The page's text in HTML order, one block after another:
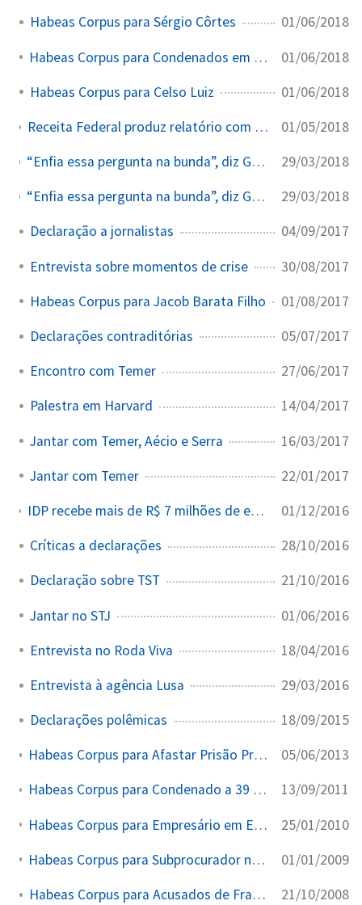
Habeas Corpus para Sérgio Côrtes 01/06/2018
Habeas Corpus para Condenados em 2ª Instância 01/06/2018
Habeas Corpus para Celso Luiz 01/06/2018
Receita Federal produz relatório com indícios de lavagem de dinheiro contra Gilmar Mendes — auditores são punidos 01/05/2018
“Enfia essa pergunta na bunda”, diz Gilmar Mendes a repórter. O repórter questionou quem foi o responsável por custear as despesas de passagem aérea do ministro para Portugal 29/03/2018
“Enfia essa pergunta na bunda”, diz Gilmar Mendes a repórter. O repórter questionou quem foi o responsável por custear as despesas de passagem aérea do ministro para Portugal 29/03/2018
Declaração a jornalistas 04/09/2017
Entrevista sobre momentos de crise 30/08/2017
Habeas Corpus para Jacob Barata Filho 01/08/2017
Declarações contraditórias 05/07/2017
Encontro com Temer 27/06/2017
Palestra em Harvard 14/04/2017
Jantar com Temer, Aécio e Serra 16/03/2017
Jantar com Temer 22/01/2017
IDP recebe mais de R$ 7 milhões de empresas com processos no gabinete de Gilmar, parte com cláusula de confidencialidade 01/12/2016
Críticas a declarações 28/10/2016
Declaração sobre TST 21/10/2016
Jantar no STJ 01/06/2016
Entrevista no Roda Viva 18/04/2016
Entrevista à agência Lusa 29/03/2016
Declarações polêmicas 18/09/2015
Habeas Corpus para Afastar Prisão Preventiva Insuficiente 05/06/2013
Habeas Corpus para Condenado a 39 Anos Receber Visita de Filhos 13/09/2011
Habeas Corpus para Empresário em Escândalo de Corrupção no DF 25/01/2010
Habeas Corpus para Subprocurador na Operação Anaconda 01/01/2009
Habeas Corpus para Acusados de Fraudar Previdência 21/10/2008